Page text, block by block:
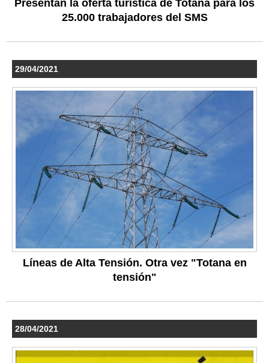
Presentan la oferta turística de Totana para los
25.000 trabajadores del SMS
29/04/2021
Líneas de Alta Tensión. Otra vez "Totana en
tensión"
28/04/2021